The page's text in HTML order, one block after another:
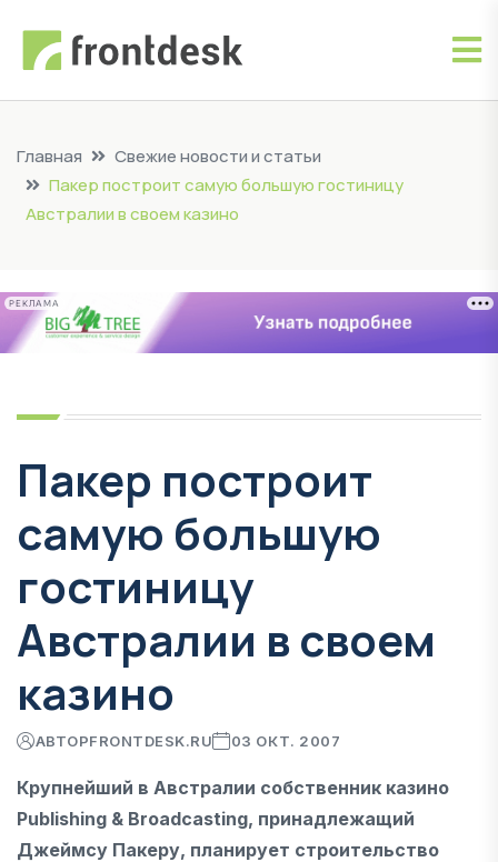
Главная
Свежие новости и статьи
Пакер построит самую большую гостиницу
Австралии в своем казино
РЕКЛАМА
Пакер построит
самую большую
гостиницу
Австралии в своем
казино
АВТОРFRONTDESK.RU 03 ОКТ. 2007
Крупнейший в Австралии собственник казино
Publishing & Broadcasting, принадлежащий
Джеймсу Пакеру, планирует строительство